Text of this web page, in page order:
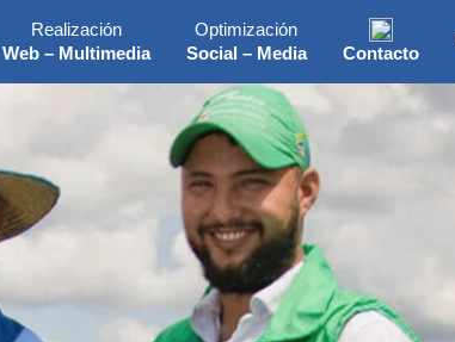
Realización
Web – Multimedia
Optimización
Social – Media
Contacto